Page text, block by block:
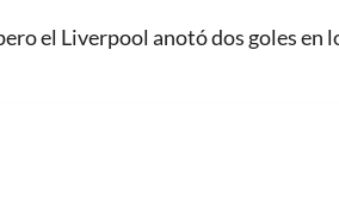
el Liverpool anotó dos goles en